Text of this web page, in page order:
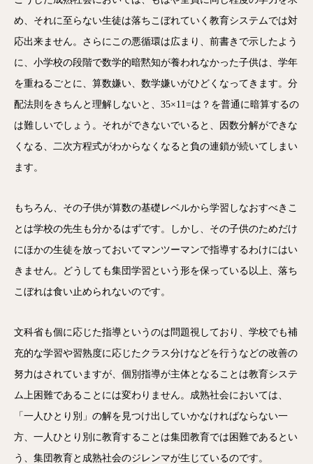
め、それに至らない生徒は落ちこぼれていく教育システムでは対
応出来ません。さらにこの悪循環は広まり、前書きで示したよう
に、小学校の段階で数学的暗黙知が養われなかった子供は、学年
を重ねるごとに、算数嫌い、数学嫌いがひどくなってきます。分
配法則をきちんと理解しないと、35×11=は？を普通に暗算するの
は難しいでしょう。それができないでいると、因数分解ができな
くなる、二次方程式がわからなくなると負の連鎖が続いてしまい
ます。
もちろん、その子供が算数の基礎レベルから学習しなおすべきこ
とは学校の先生も分かるはずです。しかし、その子供のためだけ
にほかの生徒を放っておいてマンツーマンで指導するわけにはい
きません。どうしても集団学習という形を保っている以上、落ち
こぼれは食い止められないのです。
文科省も個に応じた指導というのは問題視しており、学校でも補
充的な学習や習熟度に応じたクラス分けなどを行うなどの改善の
努力はされていますが、個別指導が主体となることは教育システ
ム上困難であることには変わりません。成熟社会においては、
「一人ひとり別」の解を見つけ出していかなければならない一
方、一人ひとり別に教育することは集団教育では困難であるとい
う、集団教育と成熟社会のジレンマが生じているのです。